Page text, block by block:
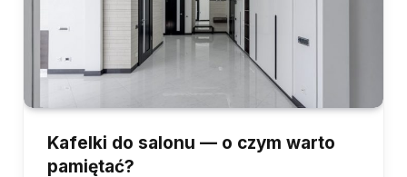
Kafelki do salonu — o czym warto
pamiętać?